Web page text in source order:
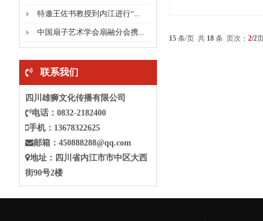
特邀王佐书教授到内江进行“...
中国扇子艺术学会扇融分会携...
联系我们
四川雄狮文化传播有限公司
电话：0832-2182400
手机：13678322625
邮箱： 450888288@qq.com
地址：四川省内江市市中 区大西
街90号2楼
15 条/页 共 18 条 页次： 2/2